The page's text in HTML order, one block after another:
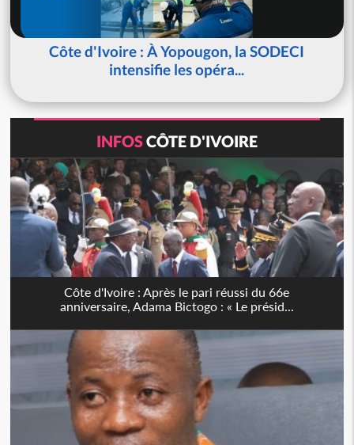
Côte d'Ivoire : À Yopougon, la SODECI
intensifie les opéra...
INFOSCÔTE D'IVOIRE
Côte d'Ivoire : Après le pari réussi du 66e
anniversaire, Adama Bictogo : « Le présid...